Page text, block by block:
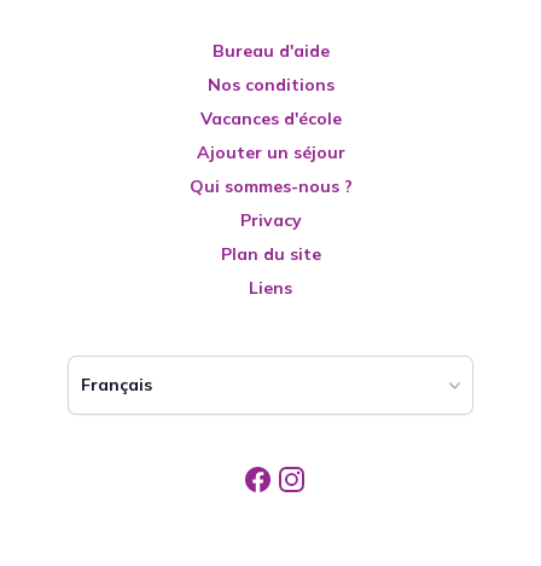
Bureau d'aide
Nos conditions
Vacances d'école
Ajouter un séjour
Qui sommes-nous ?
Privacy
Plan du site
Liens
Français